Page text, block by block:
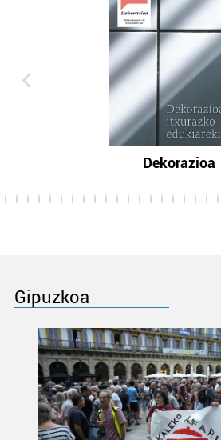
Dekorazioa
Gipuzkoa